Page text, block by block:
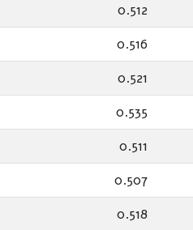
0.512
0.516
0.521
0.535
0.511
0.507
0.518